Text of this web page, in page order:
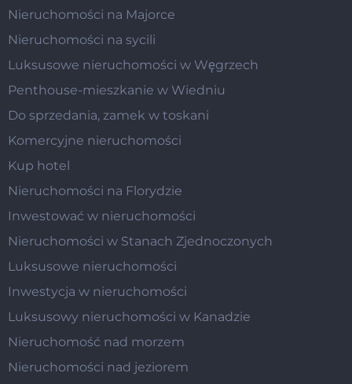
Nieruchomości na Majorce
Nieruchomości na sycili
Luksusowe nieruchomości w Węgrzech
Penthouse-mieszkanie w Wiedniu
Do sprzedania, zamek w toskani
Komercyjne nieruchomości
Kup hotel
Nieruchomości na Florydzie
Inwestować w nieruchomości
Nieruchomości w Stanach Zjednoczonych
Luksusowe nieruchomości
Inwestycja w nieruchomości
Luksusowy nieruchomości w Kanadzie
Nieruchomość nad morzem
Nieruchomości nad jeziorem